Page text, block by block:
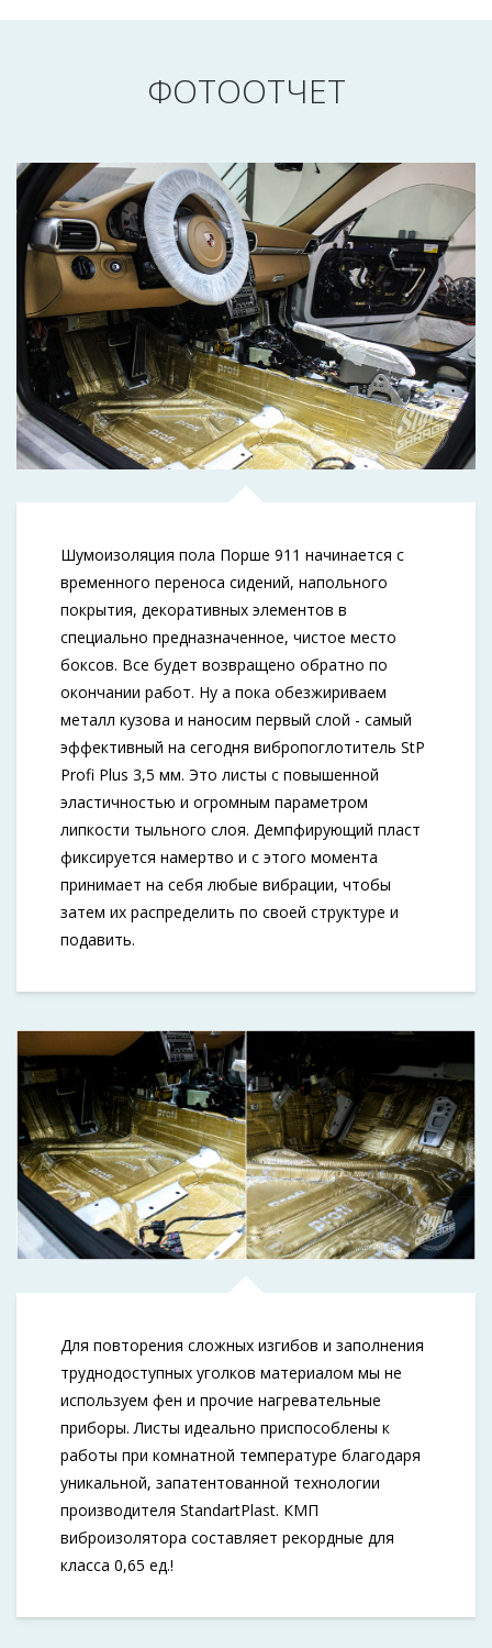
ФОТООТЧЕТ
Шумоизоляция пола Порше 911 начинается с
временного переноса сидений, напольного
покрытия, декоративных элементов в
специально предназначенное, чистое место
боксов. Все будет возвращено обратно по
окончании работ. Ну а пока обезжириваем
металл кузова и наносим первый слой - самый
эффективный на сегодня вибропоглотитель StP
Profi Plus 3,5 мм. Это листы с повышенной
эластичностью и огромным параметром
липкости тыльного слоя. Демпфирующий пласт
фиксируется намертво и с этого момента
принимает на себя любые вибрации, чтобы
затем их распределить по своей структуре и
подавить.
Для повторения сложных изгибов и заполнения
труднодоступных уголков материалом мы не
используем фен и прочие нагревательные
приборы. Листы идеально приспособлены к
работы при комнатной температуре благодаря
уникальной, запатентованной технологии
производителя StandartPlast. КМП
виброизолятора составляет рекордные для
класса 0,65 ед.!